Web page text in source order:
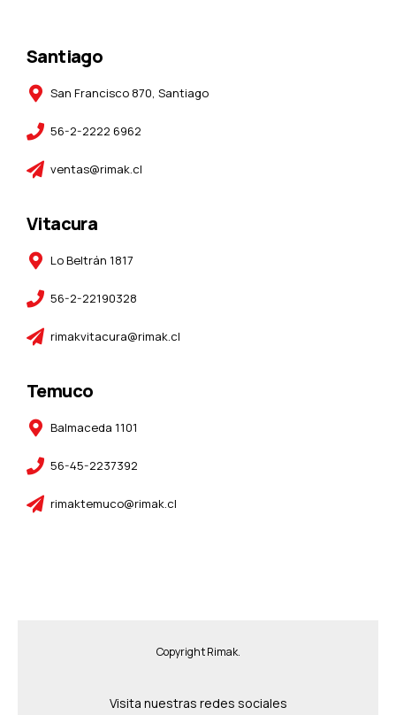
Santiago
San Francisco 870, Santiago
56-2-2222 6962
ventas@rimak.cl
Vitacura
Lo Beltrán 1817
56-2-22190328
rimakvitacura@rimak.cl
Temuco
Balmaceda 1101
56-45-2237392
rimaktemuco@rimak.cl
Copyright Rimak.
Visita nuestras redes sociales